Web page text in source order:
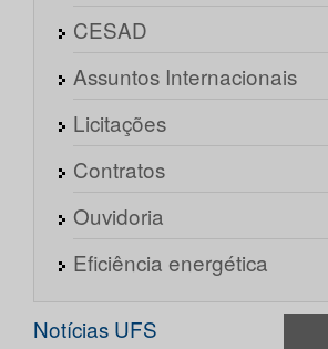
CESAD
Assuntos Internacionais
Licitações
Contratos
Ouvidoria
Eficiência energética
Notícias UFS